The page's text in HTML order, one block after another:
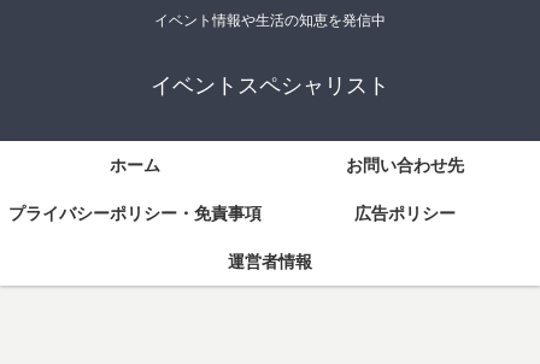
イベント情報や生活の知恵を発信中
イベントスペシャリスト
ホーム お問い合わせ先
プライバシーポリシー・免責事項 広告ポリシー
運営者情報